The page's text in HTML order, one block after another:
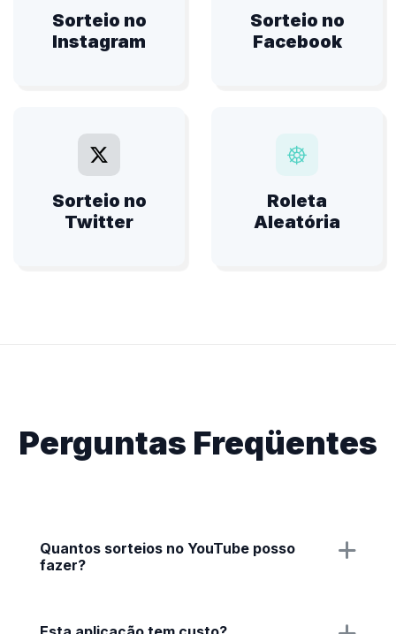
Sorteio no
Instagram
Sorteio no
Facebook
Sorteio no
Twitter
Roleta
Aleatória
Perguntas Freqüentes
Quantos sorteios no YouTube posso
fazer?